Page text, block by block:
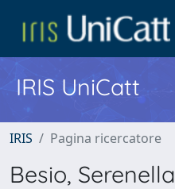
IRIS UniCatt
IRIS Pagina ricercatore
Besio, Serenella